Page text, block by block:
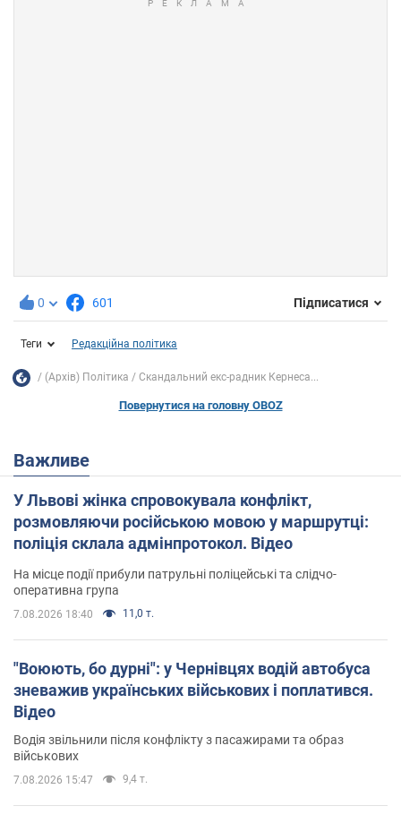
0 601 Підписатися
Теги Редакційна політика
(Архів) Політика Скандальний екс-радник Кернеса...
Повернутися на головну OBOZ
Важливе
У Львові жінка спровокувала конфлікт,
розмовляючи російською мовою у маршрутці:
поліція склала адмінпротокол. Відео
На місце події прибули патрульні поліцейські та слідчо-
оперативна група
7.08.2026 18:40 11,0 т.
"Воюють, бо дурні": у Чернівцях водій автобуса
зневажив українських військових і поплатився.
Відео
Водія звільнили після конфлікту з пасажирами та образ
військових
7.08.2026 15:47 9,4 т.